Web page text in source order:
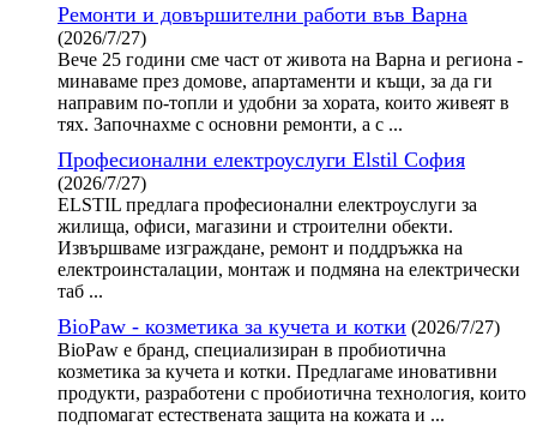
Ремонти и довършителни работи във Варна
(2026/7/27)
Вече 25 години сме част от живота на Варна и региона -
минаваме през домове, апартаменти и къщи, за да ги
направим по-топли и удобни за хората, които живеят в
тях. Започнахме с основни ремонти, а с ...
Професионални електроуслуги Elstil София
(2026/7/27)
ELSTIL предлага професионални електроуслуги за
жилища, офиси, магазини и строителни обекти.
Извършваме изграждане, ремонт и поддръжка на
електроинсталации, монтаж и подмяна на електрически
таб ...
BioPaw - козметика за кучета и котки (2026/7/27)
BioPaw е бранд, специализиран в пробиотична
козметика за кучета и котки. Предлагаме иновативни
продукти, разработени с пробиотична технология, които
подпомагат естествената защита на кожата и ...